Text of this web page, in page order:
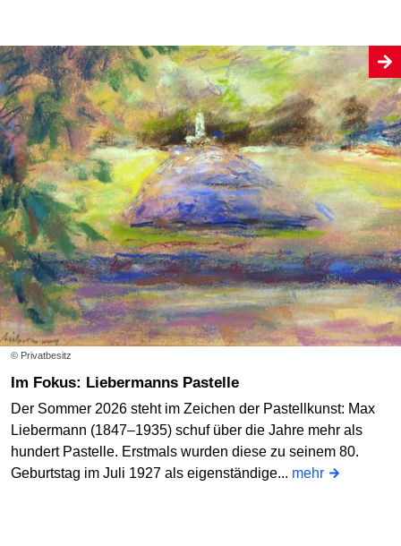
© Privatbesitz
Im Fokus: Liebermanns Pastelle
Der Sommer 2026 steht im Zeichen der Pastellkunst: Max
Liebermann (1847–1935) schuf über die Jahre mehr als
hundert Pastelle. Erstmals wurden diese zu seinem 80.
Geburtstag im Juli 1927 als eigenständige... mehr